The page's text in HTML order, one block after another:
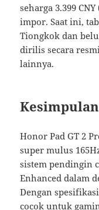
seharga 3.399
impor. Saat ini,
Tiongkok dan
dirilis secara
lainnya.
Kesimpulan
Honor Pad GT 2
super mulus
sistem pendingin
Enhanced dalam
Dengan
cocok untuk